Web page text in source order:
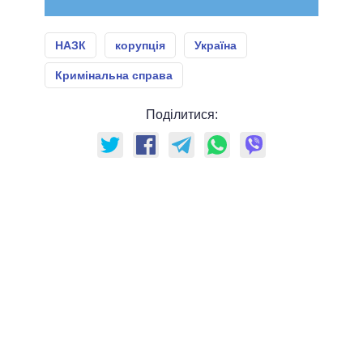
НАЗК корупція Україна
Кримінальна справа
Поділитися: